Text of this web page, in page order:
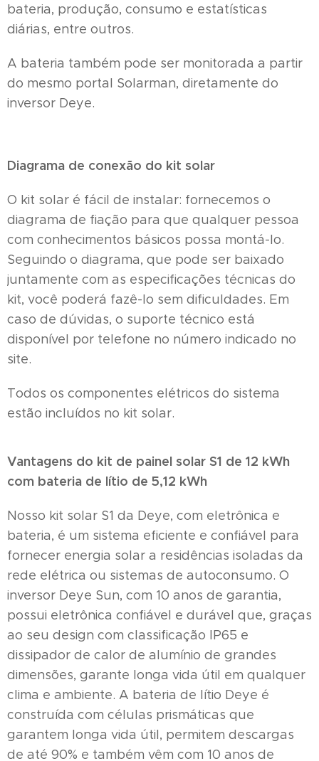
bateria, produção, consumo e estatísticas
diárias, entre outros.
A bateria também pode ser monitorada a partir
do mesmo portal Solarman, diretamente do
inversor Deye.
Diagrama de conexão do kit solar
O kit solar é fácil de instalar: fornecemos o
diagrama de fiação para que qualquer pessoa
com conhecimentos básicos possa montá-lo.
Seguindo o diagrama, que pode ser baixado
juntamente com as especificações técnicas do
kit, você poderá fazê-lo sem dificuldades. Em
caso de dúvidas, o suporte técnico está
disponível por telefone no número indicado no
site.
Todos os componentes elétricos do sistema
estão incluídos no kit solar.
Vantagens do kit de painel solar S1 de 12 kWh
com bateria de lítio de 5,12 kWh
Nosso kit solar S1 da Deye, com eletrônica e
bateria, é um sistema eficiente e confiável para
fornecer energia solar a residências isoladas da
rede elétrica ou sistemas de autoconsumo. O
inversor Deye Sun, com 10 anos de garantia,
possui eletrônica confiável e durável que, graças
ao seu design com classificação IP65 e
dissipador de calor de alumínio de grandes
dimensões, garante longa vida útil em qualquer
clima e ambiente. A bateria de lítio Deye é
construída com células prismáticas que
garantem longa vida útil, permitem descargas
de até 90% e também vêm com 10 anos de